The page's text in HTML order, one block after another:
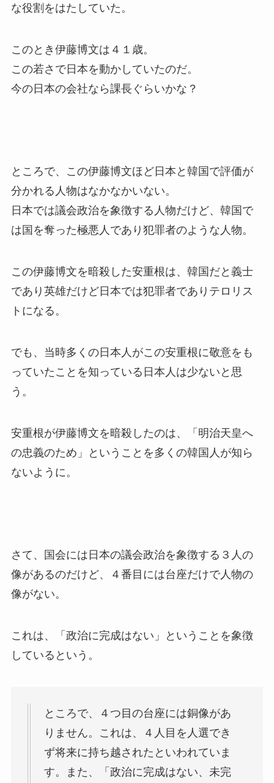
な役割をはたしていた。
このとき伊藤博文は４１歳。
この若さで日本を動かしていたのだ。
今の日本の会社なら課長ぐらいかな？
ところで、この伊藤博文ほど日本と韓国で評価が
分かれる人物はなかなかいない。
日本では議会政治を象徴する人物だけど、韓国で
は国を奪った極悪人であり犯罪者のような人物。
この伊藤博文を暗殺した安重根は、韓国だと義士
であり英雄だけど日本では犯罪者でありテロリス
トになる。
でも、当時多くの日本人がこの安重根に敬意をも
っていたことを知っている日本人は少ないと思
う。
安重根が伊藤博文を暗殺したのは、「明治天皇へ
の忠義のため」ということを多くの韓国人が知ら
ないように。
さて、国会には日本の議会政治を象徴する３人の
像があるのだけど、４番目には台座だけで人物の
像がない。
これは、「政治に完成はない」ということを象徴
しているという。
ところで、４つ目の台座には銅像があ
りません。これは、４人目を人選でき
ず将来に持ち越されたといわれていま
す。また、「政治に完成はない、未完